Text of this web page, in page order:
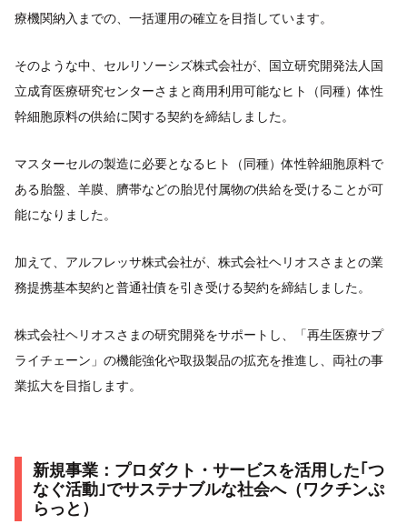
療機関納入までの、一括運用の確立を目指しています。
そのような中、セルリソーシズ株式会社が、国立研究開発法人国
立成育医療研究センターさまと商用利用可能なヒト（同種）体性
幹細胞原料の供給に関する契約を締結しました。
マスターセルの製造に必要となるヒト（同種）体性幹細胞原料で
ある胎盤、羊膜、臍帯などの胎児付属物の供給を受けることが可
能になりました。
加えて、アルフレッサ株式会社が、株式会社ヘリオスさまとの業
務提携基本契約と普通社債を引き受ける契約を締結しました。
株式会社ヘリオスさまの研究開発をサポートし、「再生医療サプ
ライチェーン」の機能強化や取扱製品の拡充を推進し、両社の事
業拡大を目指します。
新規事業：プロダクト・サービスを活用した｢つ
なぐ活動｣でサステナブルな社会へ（ワクチンぷ
らっと）